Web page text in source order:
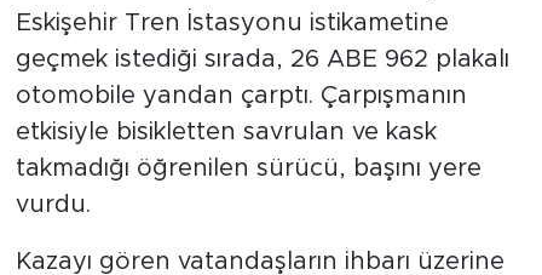
Eskişehir Tren İstasyonu istikametine
geçmek istediği sırada, 26 ABE 962 plakalı
otomobile yandan çarptı. Çarpışmanın
etkisiyle bisikletten savrulan ve kask
takmadığı öğrenilen sürücü, başını yere
vurdu.
Kazayı gören vatandaşların ihbarı üzerine